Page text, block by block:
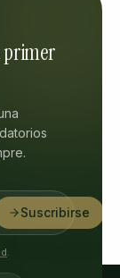
primer
Suscribirse